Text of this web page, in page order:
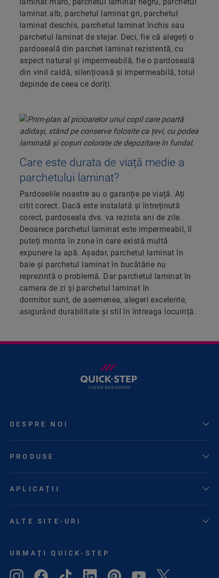
laminat alb, parchetul laminat gri, parchetul
laminat deschis, parchetul laminat închis sau
parchetul laminat de stejar. Deci, fie că alegeți o
pardoseală din parchet laminat rezistentă, cu
aspect natural și impermeabilă, fie o pardoseală
din vinil caldă, silențioasă și impermeabilă, totul
depinde de ceea ce doriți.
Care este durata de viață medie a
parchetului laminat?
Pardoselile noastre au o garanție pe viață. Ați
citit corect. Dacă este instalată și întreținută
corect, pardoseala dvs. va rezista ani de zile.
Deoarece parchetul laminat este impermeabil, îl
puteți monta în zone în care există multă
expunere la apă. Așadar, parchetul laminat în
baie și parchetul laminat în bucătărie nu
reprezintă o problemă. Dar parchetul laminat în
camera de zi și parchetul laminat în
dormitor sunt, de asemenea, alegeri excelente,
asigurând durabilitate și stil în întreaga locuință.
DESPRE NOI
PRODUSE
APLICAȚII
ALTE SITE-URI
URMAȚI QUICK-STEP